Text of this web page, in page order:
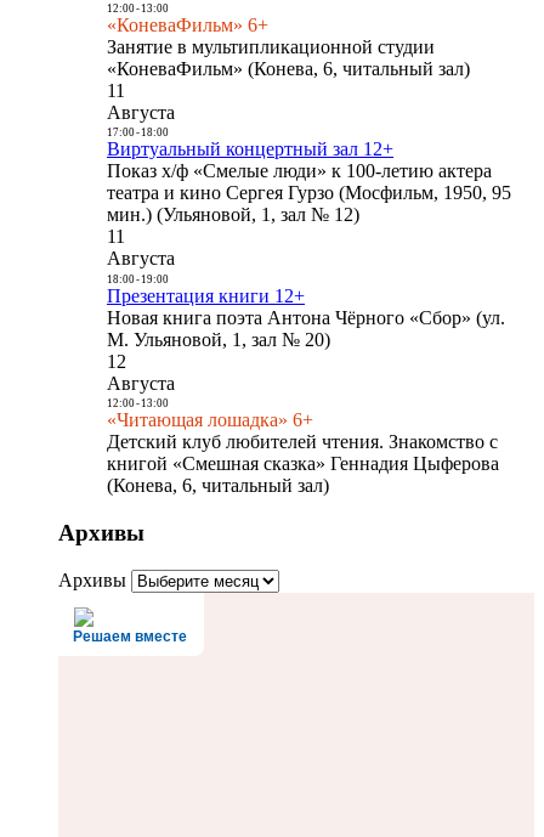
12:00- 13:00
«КоневаФильм» 6+
Занятие в мультипликационной студии
«КоневаФильм» (Конева, 6, читальный зал)
11
Августа
17:00- 18:00
Виртуальный концертный зал 12+
Показ х/ф «Смелые люди» к 100-летию актера
театра и кино Сергея Гурзо (Мосфильм, 1950, 95
мин.) (Ульяновой, 1, зал № 12)
11
Августа
18:00- 19:00
Презентация книги 12+
Новая книга поэта Антона Чёрного «Сбор» (ул.
М. Ульяновой, 1, зал № 20)
12
Августа
12:00- 13:00
«Читающая лошадка» 6+
Детский клуб любителей чтения. Знакомство с
книгой «Смешная сказка» Геннадия Цыферова
(Конева, 6, читальный зал)
Архивы
Архивы
Решаем вместе